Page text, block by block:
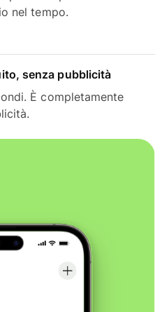
nel tempo.
senza pubblicità
È completamente